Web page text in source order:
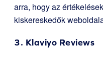
arra, hogy az
kiskereskedők
3. Klaviyo Reviews